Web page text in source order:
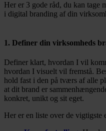
Her er 3 gode råd, du kan tage
i digital branding af din
1. Definer din virksomheds
Definer klart, hvordan I vil
hvordan I visuelt vil fremstå.
hold fast i den på tværs af alle
at dit brand er
konkret, unikt og sit eget.
Her er en liste over de vigtigste